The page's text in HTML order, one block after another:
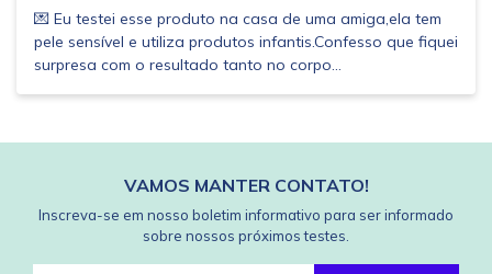
💌 Eu testei esse produto na casa de uma amiga,ela tem
pele sensível e utiliza produtos infantis.Confesso que fiquei
surpresa com o resultado tanto no corpo...
VAMOS MANTER CONTATO!
Inscreva-se em nosso boletim informativo para ser informado
sobre nossos próximos testes.